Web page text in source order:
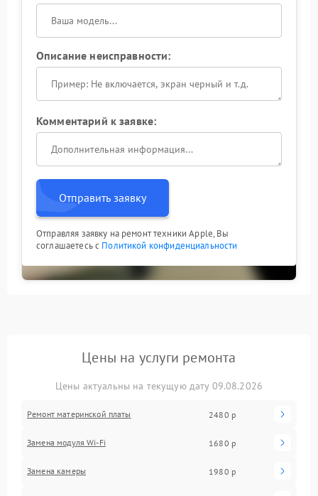
Описание неисправности:
Комментарий к заявке:
Отправить заявку
Отправляя заявку на ремонт техники Apple, Вы
соглашаетесь с Политикой конфиденциальности
Цены на услуги ремонта
Цены актуальны на текущую дату 09.08.2026
Ремонт материнской платы 2480 р
Замена модуля Wi-Fi 1680 р
Замена камеры 1980 р